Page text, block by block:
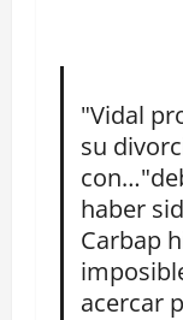
"Vidal
su
haber
Carbap
acercar